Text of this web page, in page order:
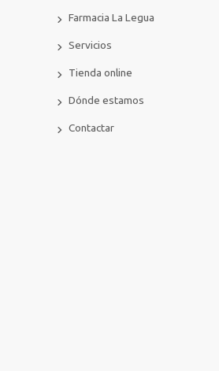
Farmacia La Legua
Servicios
Tienda online
Dónde estamos
Contactar